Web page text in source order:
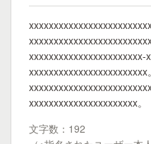
xxxxxxxxxxxxxxxxxxxxxxx-
xxxxxxxxxxxxxxxxxxxxxxxx。
xxxxxxxxxxxxxxxxxxxxxx。
文字数：192